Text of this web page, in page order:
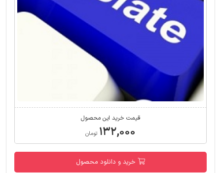
قیمت خرید این محصول
۱۳۲,۰۰۰ تومان
خرید و دانلود محصول